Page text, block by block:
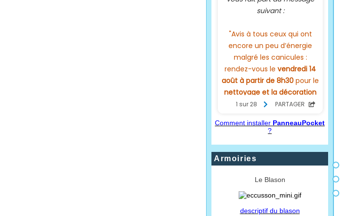
Comment installer PanneauPocket
?
Armoiries
Le Blason
descriptif du blason